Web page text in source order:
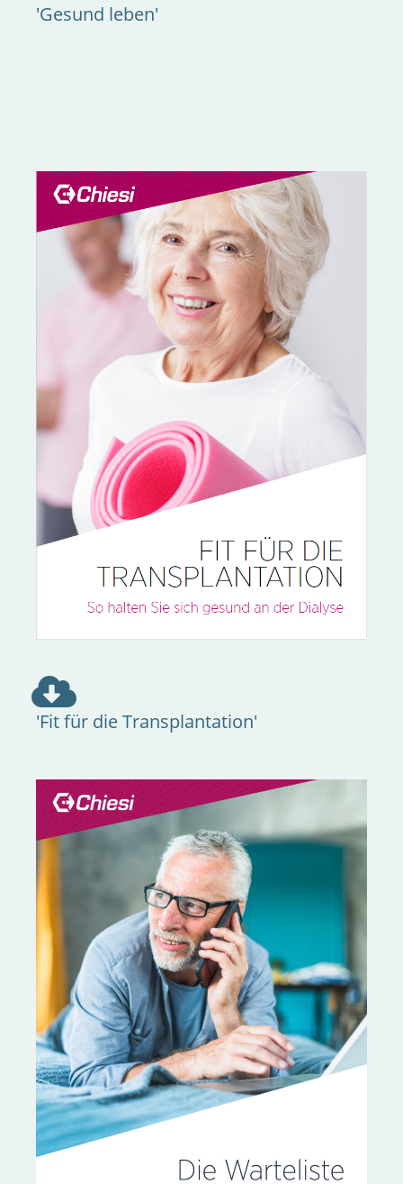
'Gesund leben'
'Fit für die Transplantation'